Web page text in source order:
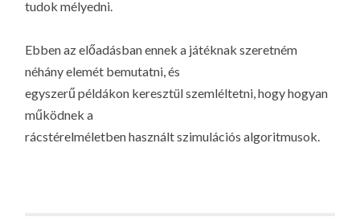
tudok mélyedni.
Ebben az előadásban ennek a játéknak szeretném
néhány elemét bemutatni, és
egyszerű példákon keresztül szemléltetni, hogy hogyan
működnek a
rácstérelméletben használt szimulációs algoritmusok.